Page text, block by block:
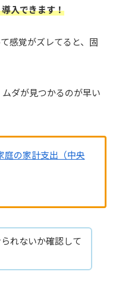
入できます！
感覚がズレてると、固
ダが見つかるのが早い
庭の家計支出（中央
れないか確認して